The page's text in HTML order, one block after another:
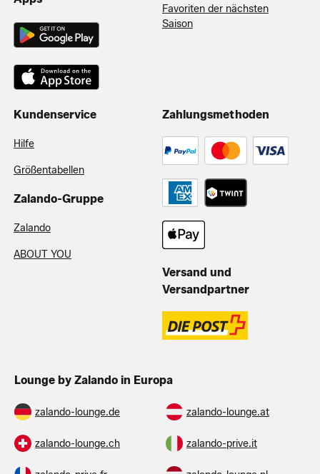
Favoriten der nächsten
Saison
Kundenservice
Hilfe
Größentabellen
Zalando-Gruppe
Zalando
ABOUT YOU
Zahlungsmethoden
Versand und
Versandpartner
Lounge by Zalando in Europa
zalando-lounge.de zalando-lounge.at
zalando-lounge.ch zalando-prive.it